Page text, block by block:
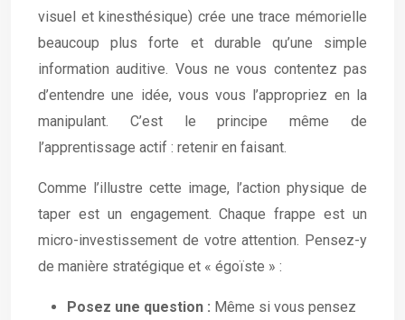
visuel et kinesthésique) crée une trace mémorielle
beaucoup plus forte et durable qu’une simple
information auditive. Vous ne vous contentez pas
d’entendre une idée, vous vous l’appropriez en la
manipulant. C’est le principe même de
l’apprentissage actif : retenir en faisant.
Comme l’illustre cette image, l’action physique de
taper est un engagement. Chaque frappe est un
micro-investissement de votre attention. Pensez-y
de manière stratégique et « égoïste » :
Posez une question : Même si vous pensez